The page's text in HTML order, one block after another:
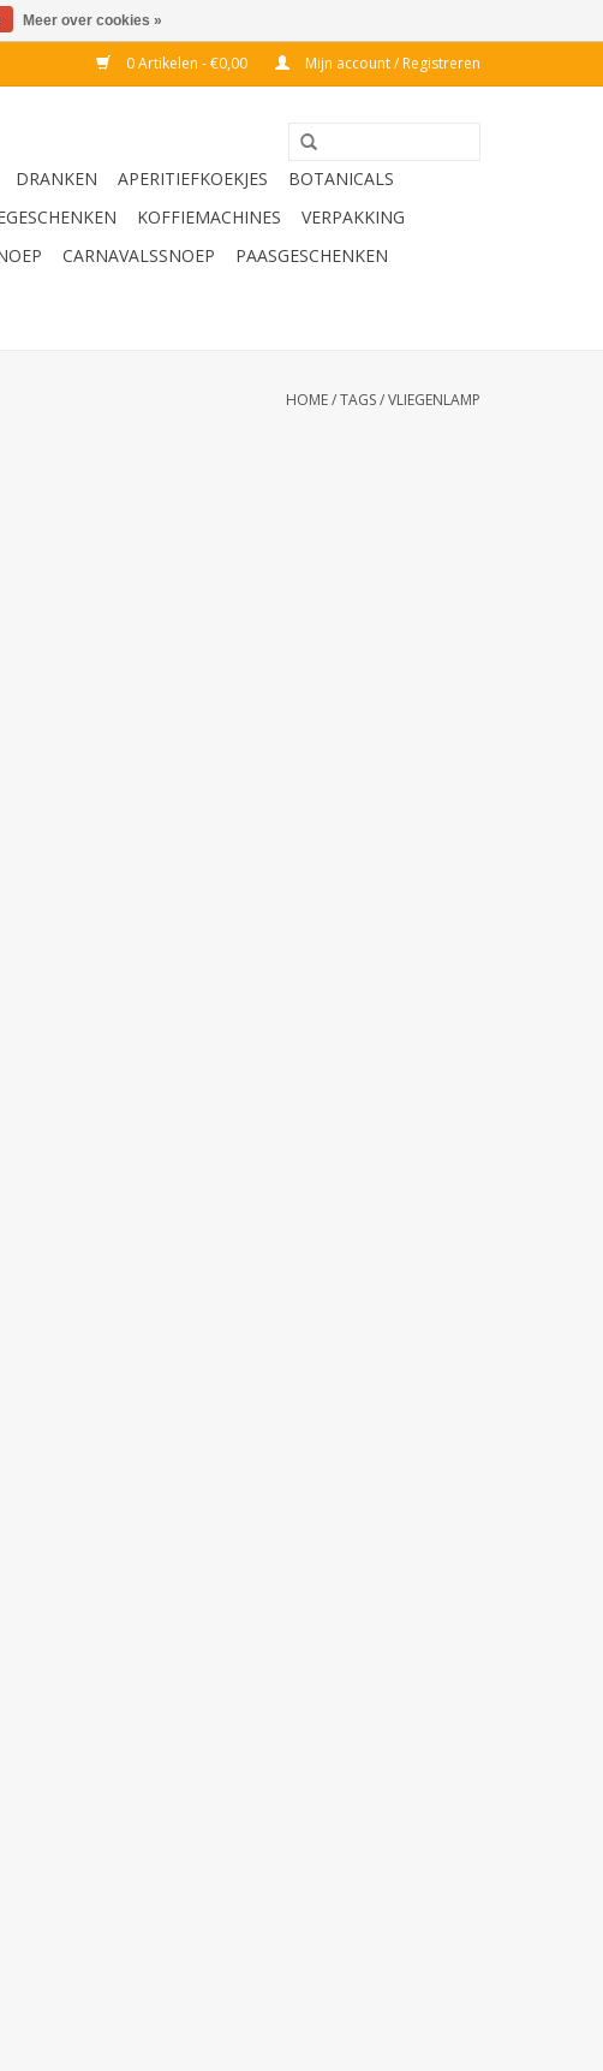
0 Artikelen - €0,00 Mijn account / Registreren
DRANKEN APERITIEFKOEKJES
BOTANICALS
KOFFIEMACHINES
VERPAKKING
CARNAVALSSNOEP
PAASGESCHENKEN
HOME/TAGS/VLIEGENLAMP
Meer over cookies »